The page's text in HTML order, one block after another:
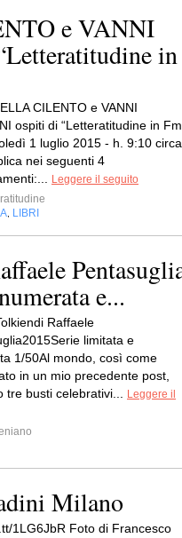
e VANNI
in
CILENTO e VANNI
ospiti di “Letteratitudine in
1 luglio 2015 - h. 9:10 circa
nei seguenti 4
Leggere il seguito
LIBRI
e...
Raffaele
limitata e
1/50Al mondo, così come
in un mio precedente post,
tre busti celebrativi...
Leggere il
Milano
1LG6JbR Foto di Francesco